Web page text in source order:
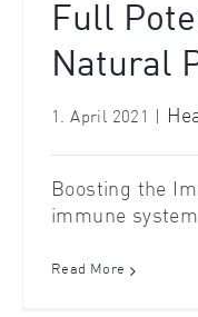
Full
Natural
1. April 2021
Boosting the
immune system
Read More